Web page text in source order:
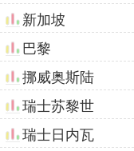
新加坡
巴黎
挪威奥斯陆
瑞士苏黎世
瑞士日内瓦